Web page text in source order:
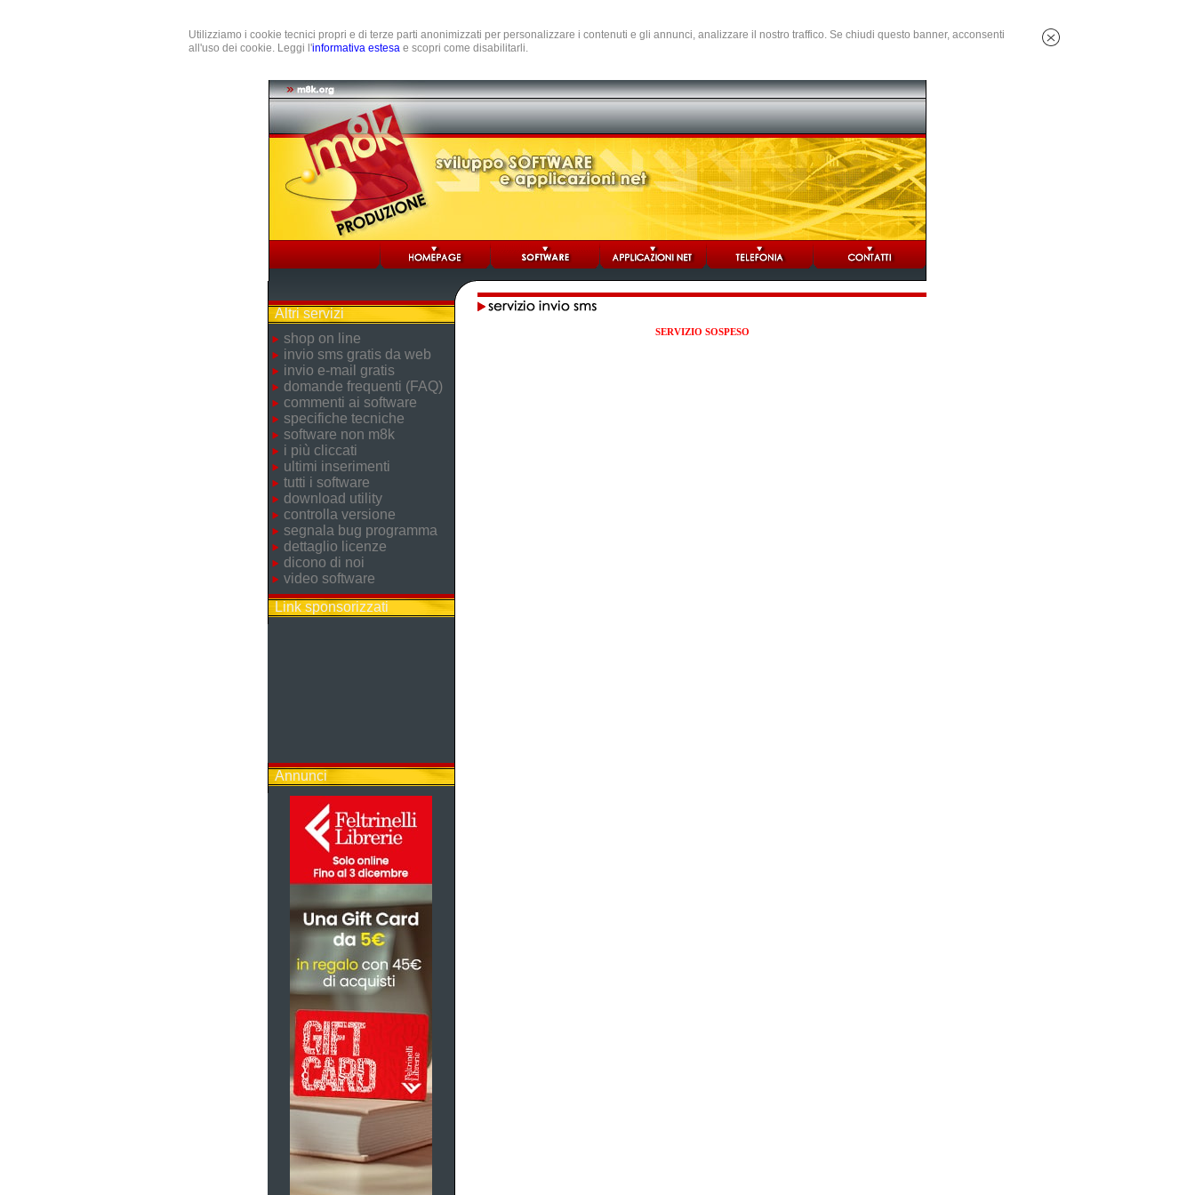
Utilizziamo i cookie tecnici propri e di terze parti anonimizzati per personalizzare i contenuti e gli annunci, analizzare il nostro traffico. Se chiudi questo banner, acconsenti
all'uso dei cookie. Leggi l'informativa estesa e scopri come disabilitarli.
Altri servizi
shop on line
invio sms gratis da web
invio e-mail gratis
domande frequenti (FAQ)
commenti ai software
specifiche tecniche
software non m8k
i più cliccati
ultimi inserimenti
tutti i software
download utility
controlla versione
segnala bug programma
dettaglio licenze
dicono di noi
video software
Link sponsorizzati
Annunci
SERVIZIO SOSPESO